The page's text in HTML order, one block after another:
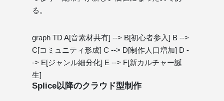
る。
graph TD A[音素材共有] --> B[初心者参入] B -->
C[コミュニティ形成] C --> D[制作人口増加] D -
-> E[ジャンル細分化] E --> F[新カルチャー誕
生]
Splice以降のクラウド型制作